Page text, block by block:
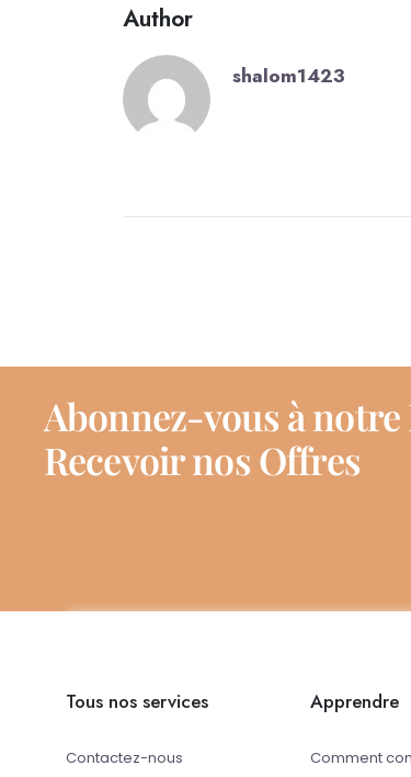
Author
shalom1423
Abonnez-vous à
Recevoir nos Offres
Tous nos services
Contactez-nous
Apprendre
Comment